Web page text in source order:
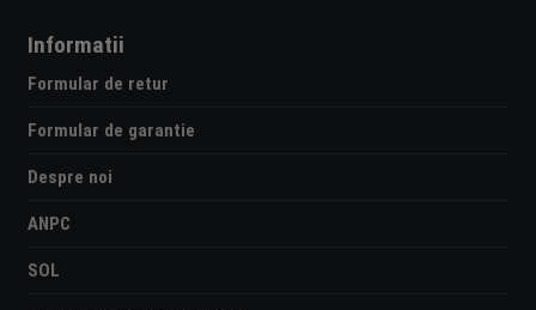
Informatii
Formular de retur
Formular de garantie
Despre noi
ANPC
SOL